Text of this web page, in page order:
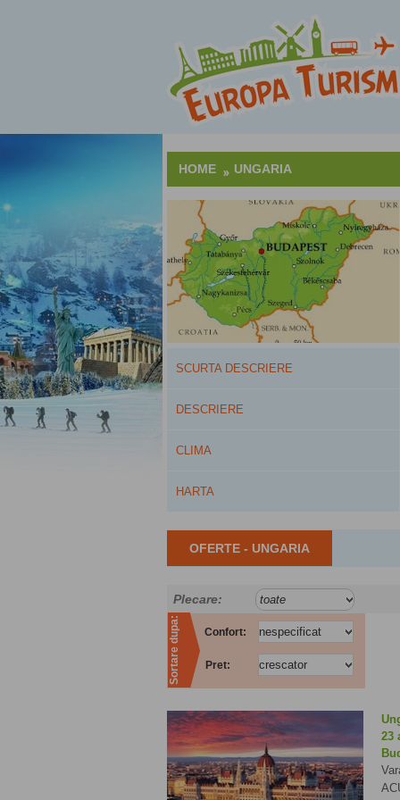
HOME UNGARIA
SCURTA DESCRIERE
DESCRIERE
CLIMA
HARTA
OFERTE - UNGARIA
Plecare:
Sortare dupa: Confort:
Pret:
23